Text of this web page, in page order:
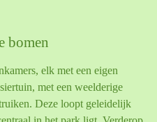
bomen
elk met een eigen
met een weelderige
Deze loopt geleidelijk